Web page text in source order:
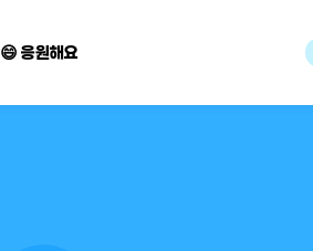
😄 응원해요